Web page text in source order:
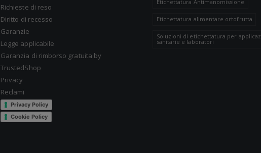
Richieste di reso
Diritto di recesso
Garanzie
Legge applicabile
Garanzia di rimborso gratuita by
TrustedShop
Privacy
Reclami
Privacy Policy
Cookie Policy
Etichettatura Antimanomissione
Etichettatura alimentare ortofrutta
Soluzioni di etichettatura per
sanitarie e laboratori